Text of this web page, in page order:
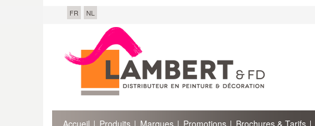
FR NL
Accueil Produits Marques Promotions Brochures & Tarifs